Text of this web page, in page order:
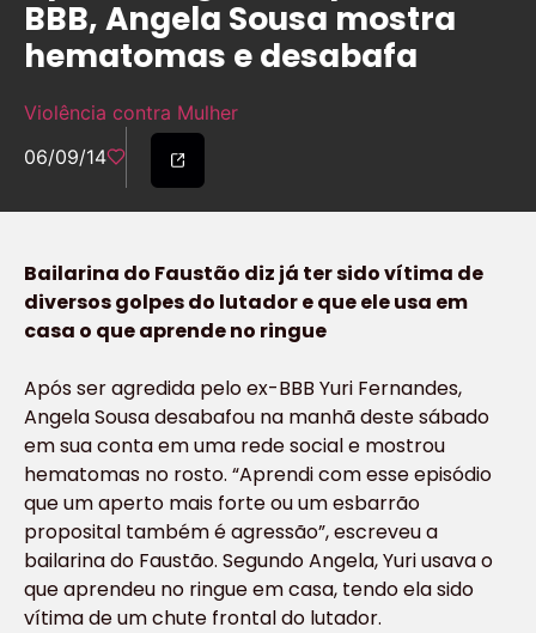
BBB, Angela Sousa mostra
hematomas e desabafa
Violência contra Mulher
06/09/14
Bailarina do Faustão diz já ter sido vítima de
diversos golpes do lutador e que ele usa em
casa o que aprende no ringue
Após ser agredida pelo ex-BBB Yuri Fernandes,
Angela Sousa desabafou na manhã deste sábado
em sua conta em uma rede social e mostrou
hematomas no rosto. “Aprendi com esse episódio
que um aperto mais forte ou um esbarrão
proposital também é agressão”, escreveu a
bailarina do Faustão. Segundo Angela, Yuri usava o
que aprendeu no ringue em casa, tendo ela sido
vítima de um chute frontal do lutador.